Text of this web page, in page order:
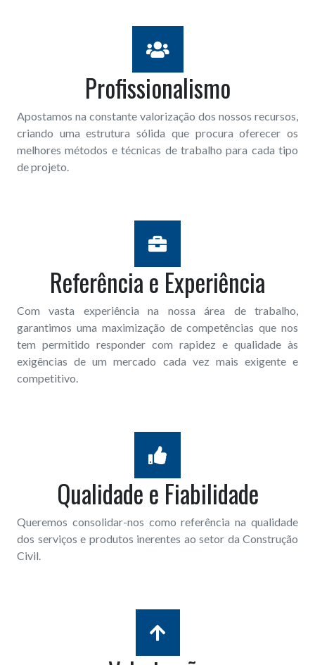
Profissionalismo
Apostamos na constante valorização dos nossos recursos,
criando uma estrutura sólida que procura oferecer os
melhores métodos e técnicas de trabalho para cada tipo
de projeto.
Referência e Experiência
Com vasta experiência na nossa área de trabalho,
garantimos uma maximização de competências que nos
tem permitido responder com rapidez e qualidade às
exigências de um mercado cada vez mais exigente e
competitivo.
Qualidade e Fiabilidade
Queremos consolidar-nos como referência na qualidade
dos serviços e produtos inerentes ao setor da Construção
Civil.